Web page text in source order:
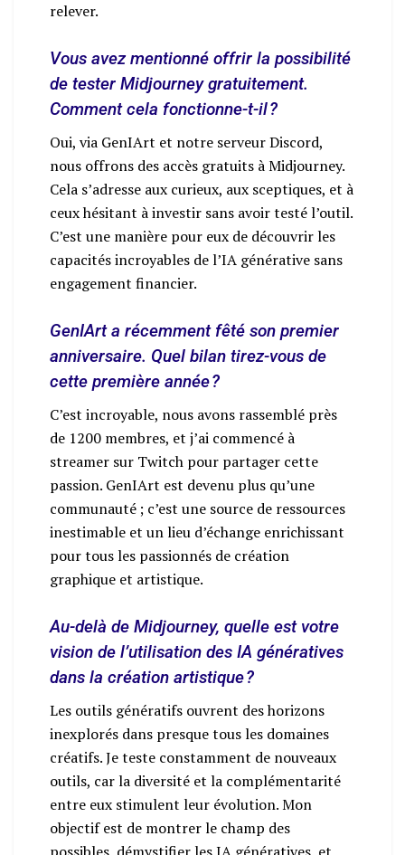
relever.
Vous avez mentionné offrir la possibilité
de tester Midjourney gratuitement.
Comment cela fonctionne-t-il ?
Oui, via GenIArt et notre serveur Discord,
nous offrons des accès gratuits à Midjourney.
Cela s’adresse aux curieux, aux sceptiques, et à
ceux hésitant à investir sans avoir testé l’outil.
C’est une manière pour eux de découvrir les
capacités incroyables de l’IA générative sans
engagement financier.
GenIArt a récemment fêté son premier
anniversaire. Quel bilan tirez-vous de
cette première année ?
C’est incroyable, nous avons rassemblé près
de 1200 membres, et j’ai commencé à
streamer sur Twitch pour partager cette
passion. GenIArt est devenu plus qu’une
communauté ; c’est une source de ressources
inestimable et un lieu d’échange enrichissant
pour tous les passionnés de création
graphique et artistique.
Au-delà de Midjourney, quelle est votre
vision de l’utilisation des IA génératives
dans la création artistique ?
Les outils génératifs ouvrent des horizons
inexplorés dans presque tous les domaines
créatifs. Je teste constamment de nouveaux
outils, car la diversité et la complémentarité
entre eux stimulent leur évolution. Mon
objectif est de montrer le champ des